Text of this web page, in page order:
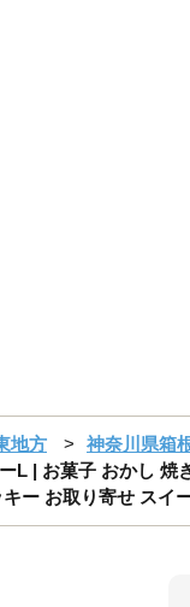
地方 神奈川県箱
L | お菓子 おかし 焼
ー お取り寄せ スイ